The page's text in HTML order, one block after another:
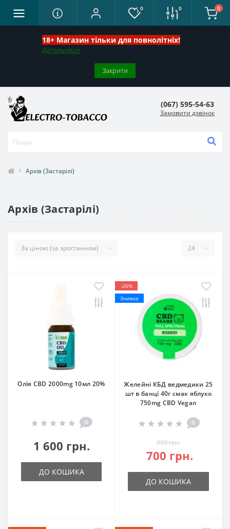
18+ Магазин тільки для повнолітніх!
Детальніше
Закрити
0 0 0
(067) 595-54-63
Замовити дзвінок
Архів (Застарілі)
Архів (Застарілі)
Олія СBD 2000mg 10мл 20%
0
1 600 грн.
ДО КОШИКА
-26%
Знижка
Желейні КБД ведмедики 25
шт в банці 40г смак яблуко
750mg CBD Vegan
0
950 грн.
700 грн.
ДО КОШИКА